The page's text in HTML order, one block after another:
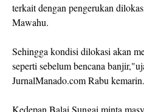
terkait dengan pengerukan
Mawahu.
Sehingga kondisi dilokasi akan
seperti sebelum bencana
JurnalManado.com Rabu kemarin.
Kedepan Balai Sungai minta